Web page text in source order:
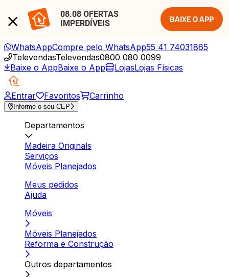
08.08 OFERTAS
IMPERDÍVEIS
BAIXE O APP
WhatsAppCompre pelo WhatsApp55 41 74031865
TelevendasTelevendas0800 080 0099
Baixe o AppBaixe o App LojasLojas Físicas
Entrar Favoritos Carrinho
Informe o seu CEP
Departamentos
Madeira Originals
Serviços
Móveis Planejados
Meus pedidos
Ajuda
Móveis
Móveis Planejados
Reforma e Construção
Outros departamentos